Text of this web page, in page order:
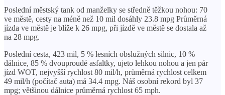
Poslední městský tank od manželky se středně těžkou nohou: 70
ve městě, cesty na méně než 10 mil dosáhly 23.8 mpg Průměrná
jízda ve městě je blíže k 26 mpg, při jízdě ve městě se dostala až
na 28 mpg.
Poslední cesta, 423 mil, 5 % lesních obslužných silnic, 10 %
dálnice, 85 % dvouproudé asfaltky, ujeto lehkou nohou a jen pár
jízd WOT, nejvyšší rychlost 80 mil/h, průměrná rychlost celkem
49 mil/h (počítač auta) má 34.4 mpg. Náš osobní rekord byl 37
mpg; většinou dálnice průměrná rychlost 65 mph.